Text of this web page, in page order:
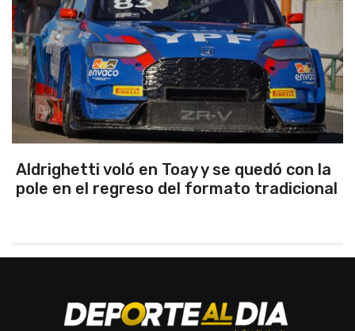
Aldrighetti voló en Toay y se quedó con la
pole en el regreso del formato tradicional